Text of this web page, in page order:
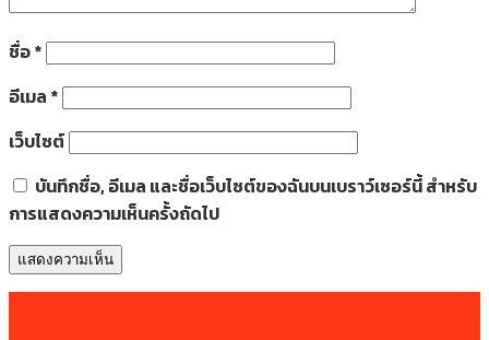
ชื่อ*
อีเมล *
เว็บไซต์
บันทึกชื่อ, อีเมล และชื่อเว็บไซต์ของฉันบนเบราว์เซอร์นี้ สำหรับ
การแสดงความเห็นครั้งถัดไป